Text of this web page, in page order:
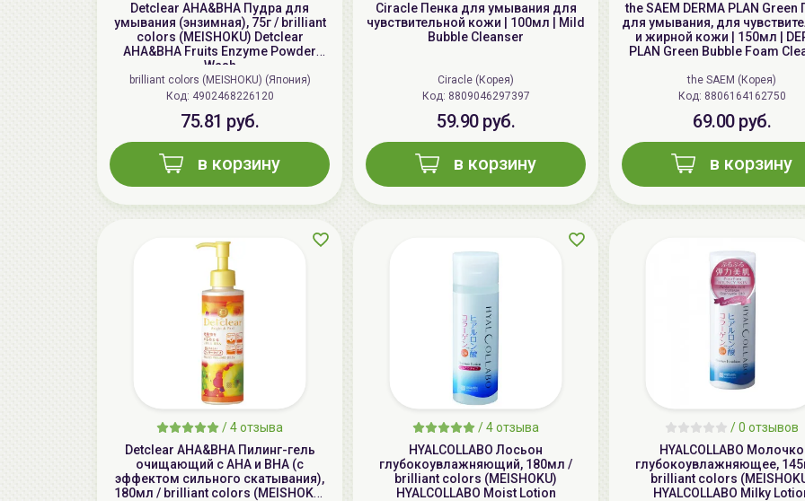
Detclear AHA&BHA Пудра для
умывания (энзимная), 75г / brilliant
colors (MEISHOKU) Detclear
AHA&BHA Fruits Enzyme Powder
Wash
brilliant colors (MEISHOKU) (Япония)
Код: 4902468226120
75.81 руб.
в корзину
Ciracle Пенка для умывания для
чувствительной кожи | 100мл | Mild
Bubble Cleanser
Ciracle (Корея)
Код: 8809046297397
59.90 руб.
в корзину
the SAEM DERMA PLAN Green
для умывания, для
и жирной кожи | 150мл |
PLAN Green Bubble Foam
the SAEM (Корея)
Код: 8806164162750
69.00 руб.
в корзину
/4 отзыва
Detclear AHA&BHA Пилинг-гель
очищающий с AHA и BHA (с
эффектом сильного скатывания),
180мл / brilliant colors (MEISHOKU)
/4 отзыва
HYALCOLLABO Лосьон
глубокоувлажняющий, 180мл /
brilliant colors (MEISHOKU)
HYALCOLLABO Moist Lotion
/0 отзывов
HYALCOLLABO Молочко
глубокоувлажняющее,
brilliant colors
HYALCOLLABO Milky